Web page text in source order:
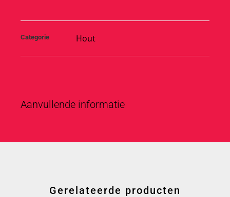
Categorie Hout
Aanvullende informatie
Gerelateerde producten